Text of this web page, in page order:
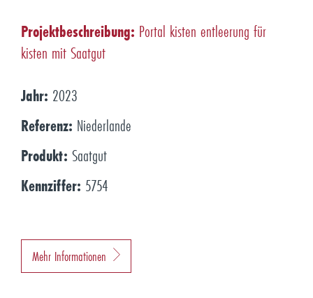
Projektbeschreibung: Portal kisten entleerung für
kisten mit Saatgut
Jahr: 2023
Referenz: Niederlande
Produkt: Saatgut
Kennziffer: 5754
Mehr Informationen